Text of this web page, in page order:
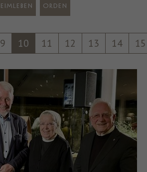
Orden
9 10 11 12 13 14 15
Cookie wird von Facebook gesetzt,
Facebook oder auf einer digitalen
die von Facebook-Werbung
Monate
setzt dieses Cookie, um den
relevante Werbung zu zeigen,